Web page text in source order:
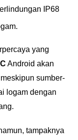
IP68
yang
Android akan
sumber-
logam dengan
tampaknya